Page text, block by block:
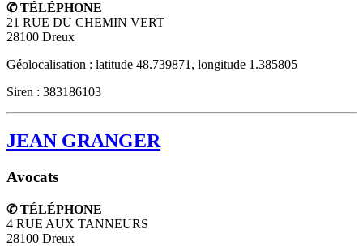
✆ TÉLÉPHONE
21 RUE DU CHEMIN VERT
28100 Dreux
Géolocalisation : latitude 48.739871, longitude 1.385805
Siren : 383186103
JEAN GRANGER
Avocats
✆ TÉLÉPHONE
4 RUE AUX TANNEURS
28100 Dreux